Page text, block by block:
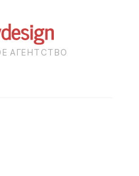
АГЕНТСТВО